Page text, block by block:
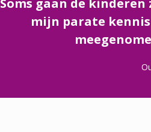
mijn parate